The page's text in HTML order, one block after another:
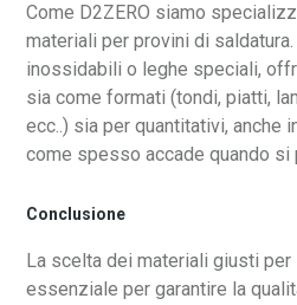
Come D2ZERO siamo
materiali per provini di
inossidabili o leghe speciali,
sia come formati (tondi, piatti,
ecc..) sia per quantitativi, anche
come spesso accade quando si
Conclusione
La scelta dei materiali giusti
essenziale per garantire la